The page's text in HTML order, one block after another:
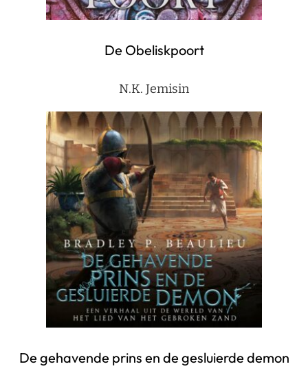
De Obeliskpoort
N.K. Jemisin
De gehavende prins en de gesluierde demon